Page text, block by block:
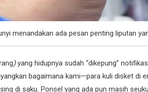
menandakan ada pesan penting liputan
)yang hidupnya sudah “dikepung”
bagaimana kami—para kuli disket di
di saku. Ponsel yang ada pun masih